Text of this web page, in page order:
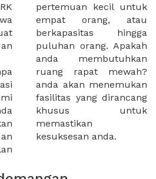
kesuksesan anda.